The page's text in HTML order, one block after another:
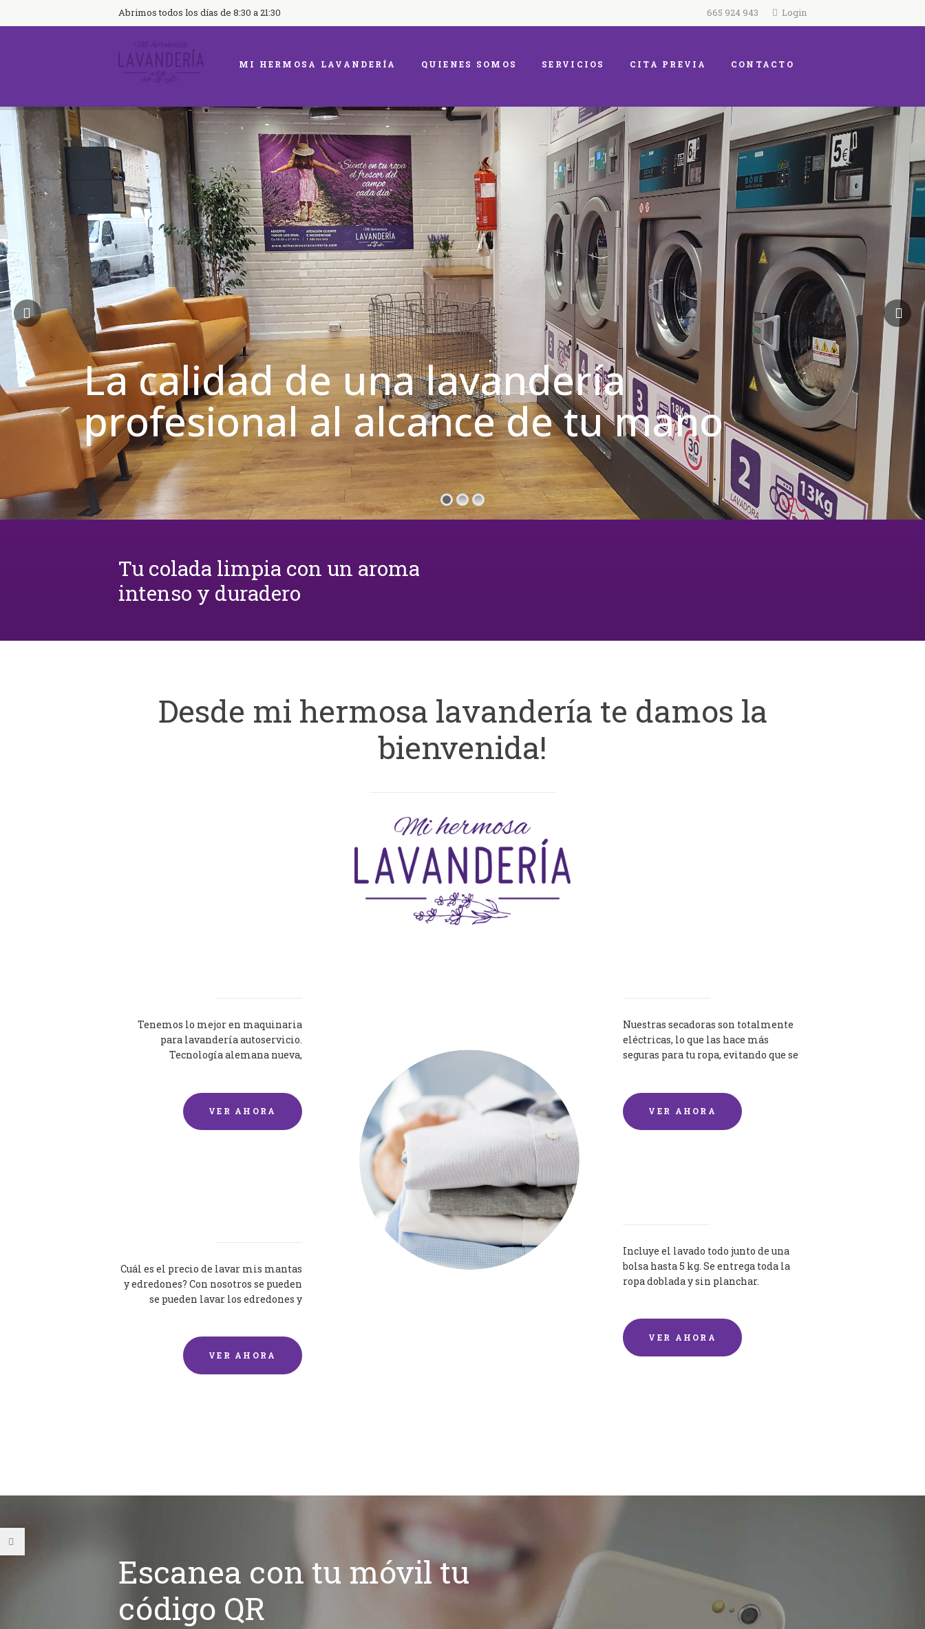
Abrimos todos los días de 8:30 a 21:30 665 924 943 Login
MI HERMOSA LAVANDERÍA QUIENES SOMOS SERVICIOS CITA PREVIA CONTACTO
La calidad de una lavandería
profesional al alcance de tu mano
Tu colada limpia con un aroma
intenso y duradero
Desde mi hermosa lavandería te damos la
bienvenida!
Tenemos lo mejor en maquinaria
para lavandería autoservicio.
Tecnología alemana nueva,
VER AHORA
Nuestras secadoras son totalmente
eléctricas, lo que las hace más
seguras para tu ropa, evitando que se
VER AHORA
Cuál es el precio de lavar mis mantas
y edredones? Con nosotros se pueden
se pueden lavar los edredones y
VER AHORA
Incluye el lavado todo junto de una
bolsa hasta 5 kg. Se entrega toda la
ropa doblada y sin planchar.
VER AHORA
Escanea con tu móvil tu
código QR